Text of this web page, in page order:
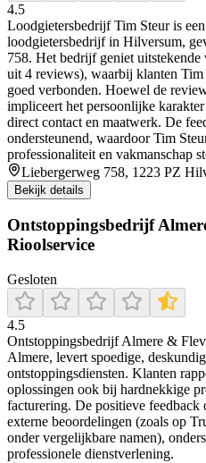
4.5
Loodgietersbedrijf Tim Steur is
loodgietersbedrijf in Hilversum,
758. Het bedrijf geniet
uit 4 reviews), waarbij klanten
goed verbonden. Hoewel de
impliceert het persoonlijke
direct contact en maatwerk. De
ondersteunend, waardoor Tim
professionaliteit en vakmanschap
Liebergerweg 758, 1223 PZ
Bekijk details
Ontstoppingsbedrijf
Rioolservice
Gesloten
4.5
Ontstoppingsbedrijf Almere &
Almere, levert spoedige,
ontstoppingsdiensten. Klanten
oplossingen ook bij hardnekkige
facturering. De positieve feedback
externe beoordelingen (zoals op
onder vergelijkbare namen),
professionele dienstverlening.